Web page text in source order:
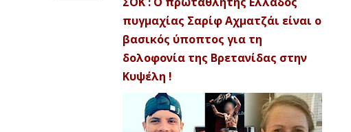
πυγμαχίας Σαρίφ Αχματζάι είναι ο
βασικός ύποπτος για τη
δολοφονία της Βρετανίδας στην
Κυψέλη !